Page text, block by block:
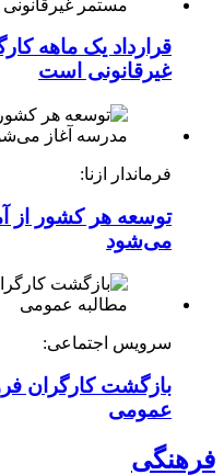
قرارداد یک ماهه
غیرقانونی است
فرماندار ازنا:
توسعه هر کشور از
می‌شود
سرویس اجتماعی:
بازگشت کارگران
عمومی
فرهنگی